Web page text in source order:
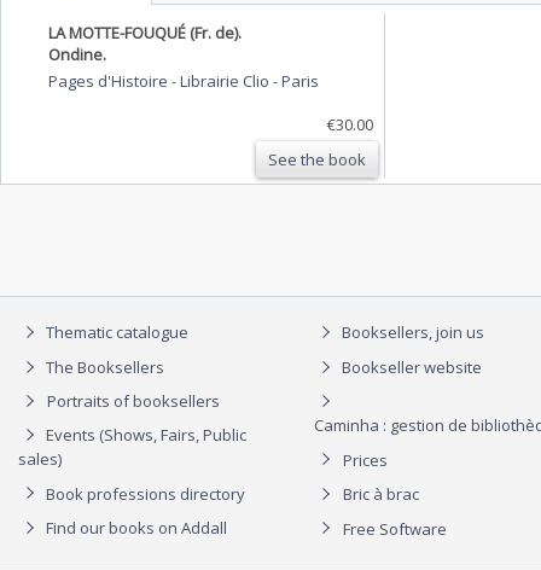
LA MOTTE-FOUQUÉ (Fr. de).
Ondine.
Pages d'Histoire - Librairie Clio -Paris
€30.00
See the book
Thematic catalogue
The Booksellers
Portraits of booksellers
Events (Shows, Fairs, Public
sales)
Book professions directory
Find our books on Addall
Booksellers, join us
Bookseller website
Caminha : gestion de
Prices
Bric à brac
Free Software